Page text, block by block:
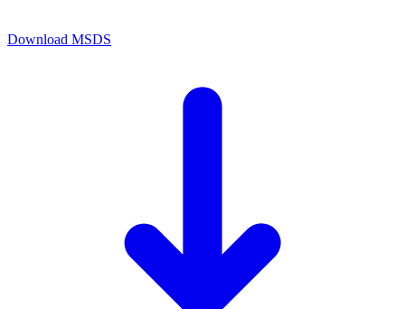
Download MSDS